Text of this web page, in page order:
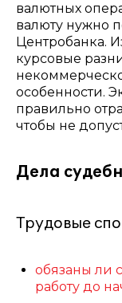
валютных
валюту нужно
Центробанка.
курсовые
особенности.
правильно
чтобы не
Дела
Трудовые
обязаны ли
работу до